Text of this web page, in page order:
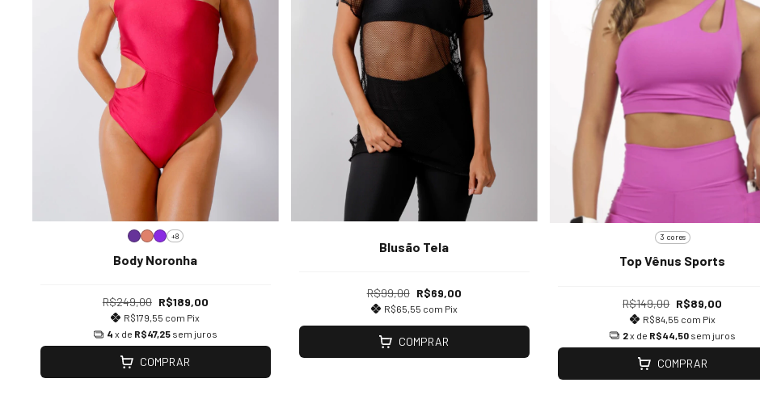
+8
Body Noronha
R$249,00 R$189,00
R$179,55 com Pix
4 x de R$47,25 sem juros
COMPRAR
Blusão Tela
R$99,00 R$69,00
R$65,55 com Pix
COMPRAR
3 cores
Top Vênus Sports
R$149,00 R$89,00
R$84,55 com Pix
2x de R$44,50 sem juros
COMPRAR